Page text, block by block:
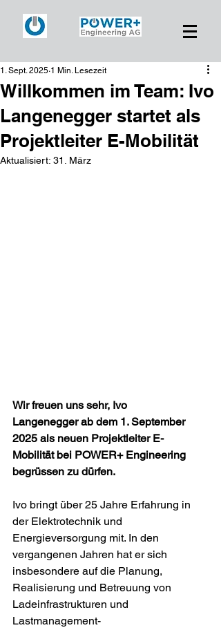
Willkommen im Team: Ivo
Langenegger startet als
Projektleiter E-Mobilität
1. Sept. 2025 1 Min. Lesezeit
Aktualisiert: 31. März
Wir freuen uns sehr, Ivo
Langenegger ab dem 1. September
2025 als neuen Projektleiter E-
Mobilität bei POWER+ Engineering
begrüssen zu dürfen.
Ivo bringt über 25 Jahre Erfahrung in
der Elektrotechnik und
Energieversorgung mit. In den
vergangenen Jahren hat er sich
insbesondere auf die Planung,
Realisierung und Betreuung von
Ladeinfrastrukturen und
Lastmanagement-